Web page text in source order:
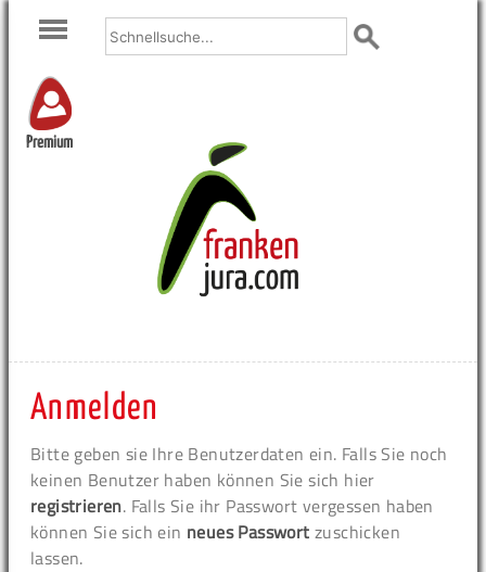
Premium
Anmelden
Bitte geben sie Ihre Benutzerdaten ein. Falls Sie noch
keinen Benutzer haben können Sie sich hier
registrieren. Falls Sie ihr Passwort vergessen haben
können Sie sich ein neues Passwort zuschicken
lassen.